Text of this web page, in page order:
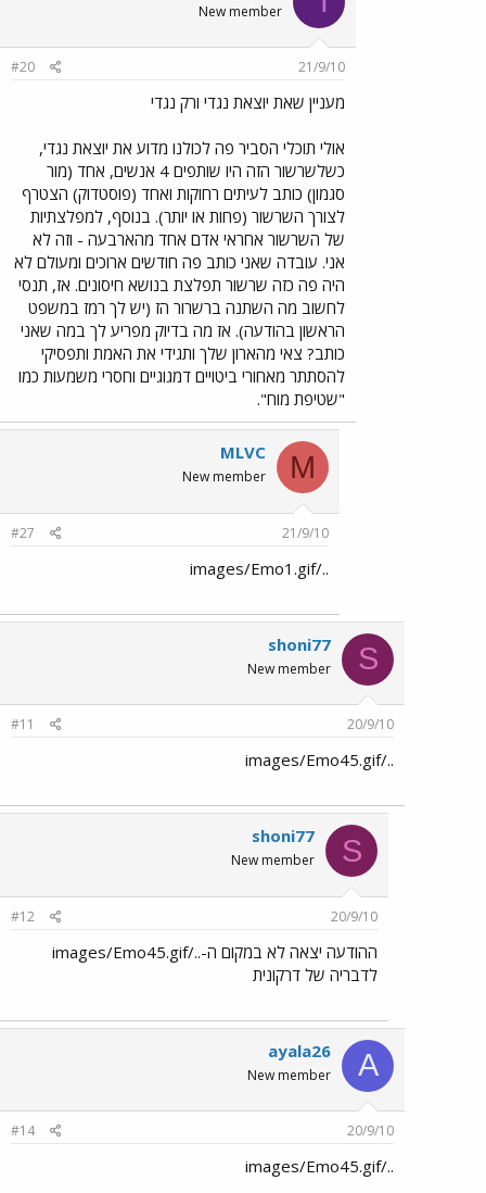
New member
21/9/10
#20
מעניין שאת יוצאת נגדי ורק נגדי
אולי תוכלי הסביר פה לכולנו מדוע את יוצאת נגדי,
כשלשרשור הזה היו שותפים 4 אנשים, אחד (מור
סגמון) כותב לעיתים רחוקות ואחד (פוסטדוק) הצטרף
לצורך השרשור (פחות או יותר). בנוסף, למפלצתיות
של השרשור אחראי אדם אחד מהארבעה - וזה לא
אני. עובדה שאני כותב פה חודשים ארוכים ומעולם לא
היה פה כזה שרשור תפלצת בנושא חיסונים. אז, תנסי
לחשוב מה השתנה ברשרור הז (יש לך רמז במשפט
הראשון בהודעה). אז מה בדיוק מפריע לך במה שאני
כותב? צאי מהארון שלך ותגידי את האמת ותפסיקי
להסתתר מאחורי ביטויים דמגוגיים וחסרי משמעות כמו
"שטיפת מוח".
M
MLVC
New member
21/9/10
#27
../images/Emo1.gif
S
shoni77
New member
20/9/10
#11
../images/Emo45.gif
S
shoni77
New member
20/9/10
#12
ההודעה יצאה לא במקום ה-../images/Emo45.gif
לדבריה של דרקונית
A
ayala26
New member
20/9/10
#14
../images/Emo45.gif